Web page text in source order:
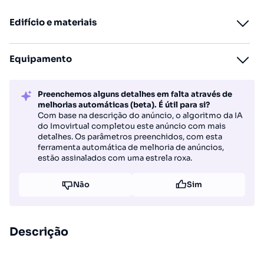
Edifício e materiais
Equipamento
Preenchemos alguns detalhes em falta através de
melhorias automáticas (beta). É útil para si?
Com base na descrição do anúncio, o algoritmo da IA
do Imovirtual completou este anúncio com mais
detalhes. Os parâmetros preenchidos, com esta
ferramenta automática de melhoria de anúncios,
estão assinalados com uma estrela roxa.
Não Sim
Descrição